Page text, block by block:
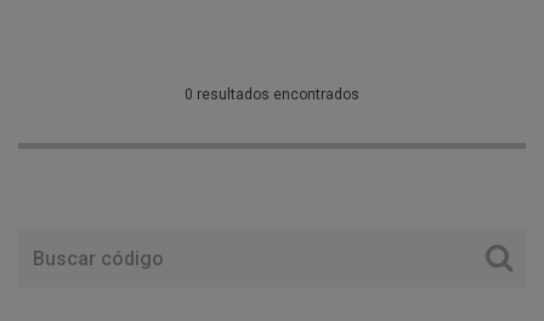
0 resultados encontrados